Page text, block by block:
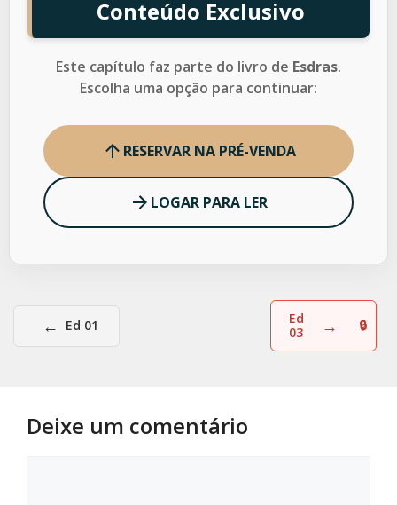
Conteúdo Exclusivo
Este capítulo faz parte do livro de Esdras.
Escolha uma opção para continuar:
RESERVAR NA PRÉ-VENDA
LOGAR PARA LER
← Ed 01
Ed
03
→
Deixe um comentário